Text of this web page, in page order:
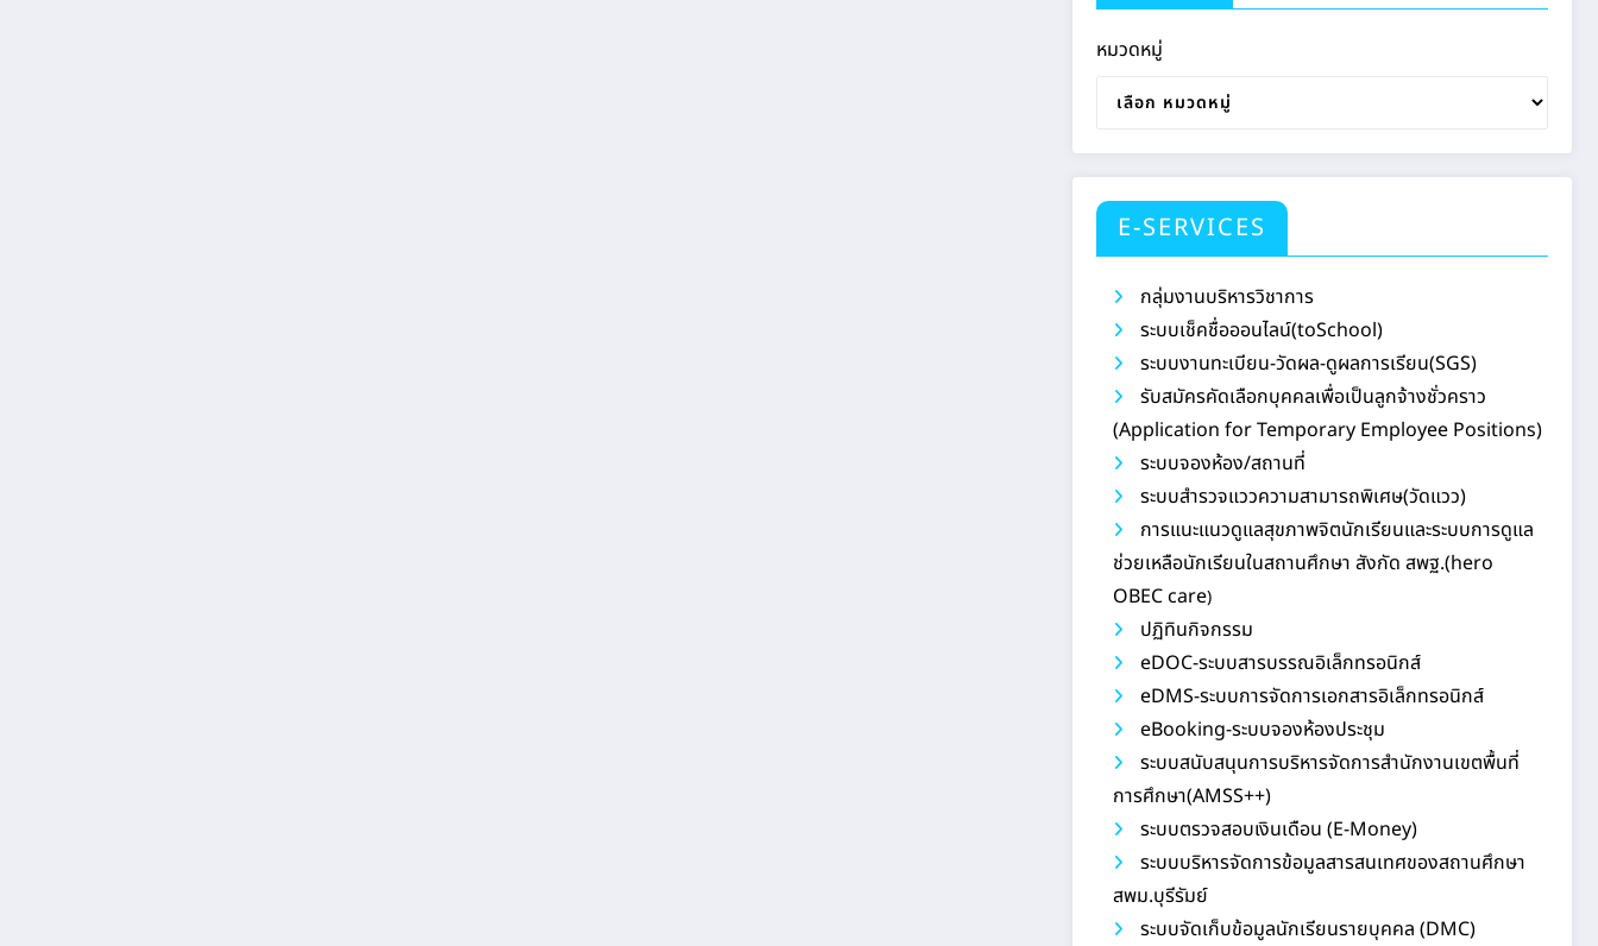
หมวดหมู่
E-SERVICES
กลุ่มงานบริหารวิชาการ
ระบบเช็คชื่อออนไลน์(toSchool)
ระบบงานทะเบียน-วัดผล-ดูผลการเรียน(SGS)
รับสมัครคัดเลือกบุคคลเพื่อเป็นลูกจ้างชั่วคราว
(Application for Temporary Employee Positions)
ระบบจองห้อง/สถานที่
ระบบสำรวจแววความสามารถพิเศษ(วัดแวว)
การแนะแนวดูแลสุขภาพจิตนักเรียนและระบบการดูแล
ช่วยเหลือนักเรียนในสถานศึกษา สังกัด สพฐ.(hero
OBEC care)
ปฏิทินกิจกรรม
eDOC-ระบบสารบรรณอิเล็กทรอนิกส์
eDMS-ระบบการจัดการเอกสารอิเล็กทรอนิกส์
eBooking-ระบบจองห้องประชุม
ระบบสนับสนุนการบริหารจัดการสำนักงานเขตพื้นที่
การศึกษา(AMSS++)
ระบบตรวจสอบเงินเดือน (E-Money)
ระบบบริหารจัดการข้อมูลสารสนเทศของสถานศึกษา
สพม.บุรีรัมย์
ระบบจัดเก็บข้อมูลนักเรียนรายบุคคล (DMC)